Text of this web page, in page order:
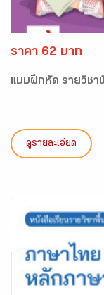
ราคา 62 บาท
แบบฝึกหัด รายวิชา
ดูรายละเอียด